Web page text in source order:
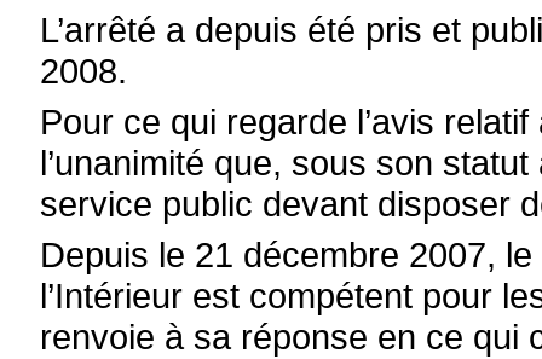
L’arrêté a depuis été pris et
2008.
Pour ce qui regarde l’avis
l’unanimité que, sous son
service public devant disposer
Depuis le 21 décembre 2007,
l’Intérieur est compétent pour
renvoie à sa réponse en ce qui